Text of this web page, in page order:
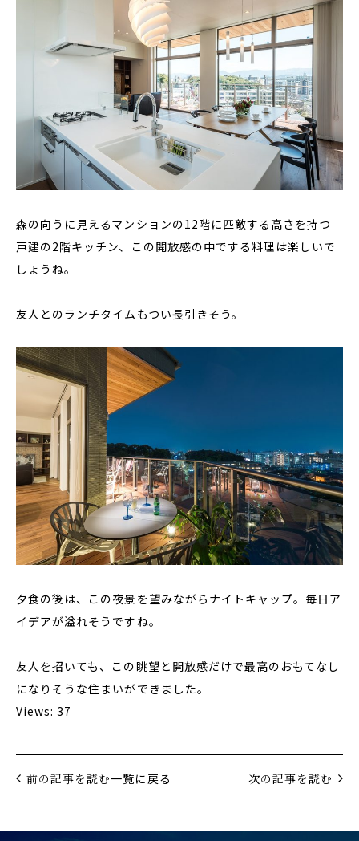
森の向うに見えるマンションの12階に匹敵する高さを持つ
戸建の2階キッチン、この開放感の中でする料理は楽しいで
しょうね。
友人とのランチタイムもつい長引きそう。
夕食の後は、この夜景を望みながらナイトキャップ。毎日ア
イデアが溢れそうですね。
友人を招いても、この眺望と開放感だけで最高のおもてなし
になりそうな住まいができました。
Views: 37
前の記事を読む一覧に戻る 次の記事を読む